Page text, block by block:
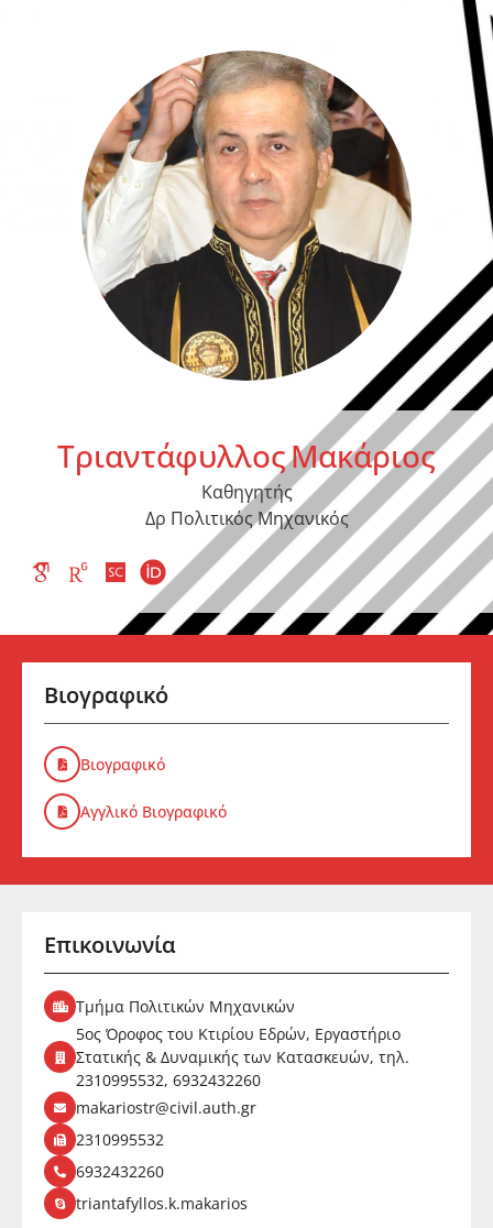
ΤριαντάφυλλοςΜακάριος
Καθηγητής
Δρ Πολιτικός Μηχανικός
Βιογραφικό
Βιογραφικό
Αγγλικό Βιογραφικό
Επικοινωνία
Τμήμα Πολιτικών Μηχανικών
5ος Όροφος του Κτιρίου Εδρών, Εργαστήριο
Στατικής & Δυναμικής των Κατασκευών, τηλ.
2310995532, 6932432260
makariostr@civil.auth.gr
2310995532
6932432260
triantafyllos.k.makarios